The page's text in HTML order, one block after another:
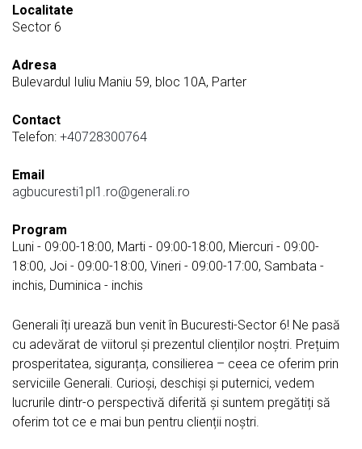
Localitate
Sector 6
Adresa
Bulevardul Iuliu Maniu 59, bloc 10A, Parter
Contact
Telefon: +40728300764
Email
agbucuresti1pl1.ro@generali.ro
Program
Luni - 09:00-18:00, Marti - 09:00-18:00, Miercuri - 09:00-
18:00, Joi - 09:00-18:00, Vineri - 09:00-17:00, Sambata -
inchis, Duminica - inchis
Generali îți urează bun venit în Bucuresti-Sector 6! Ne pasă
cu adevărat de viitorul și prezentul clienților noștri. Prețuim
prosperitatea, siguranța, consilierea – ceea ce oferim prin
serviciile Generali. Curioși, deschiși și puternici, vedem
lucrurile dintr-o perspectivă diferită și suntem pregătiți să
oferim tot ce e mai bun pentru clienții noștri.